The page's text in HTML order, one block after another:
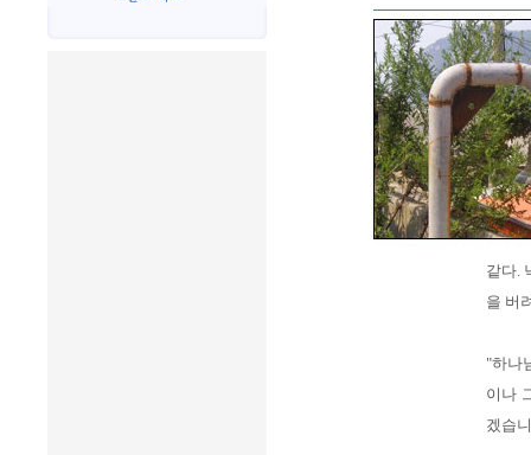
같다.
을 버
"하나
이나
겠습